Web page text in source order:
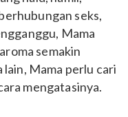
seks,
Mama
semakin
Mama perlu cari
mengatasinya.